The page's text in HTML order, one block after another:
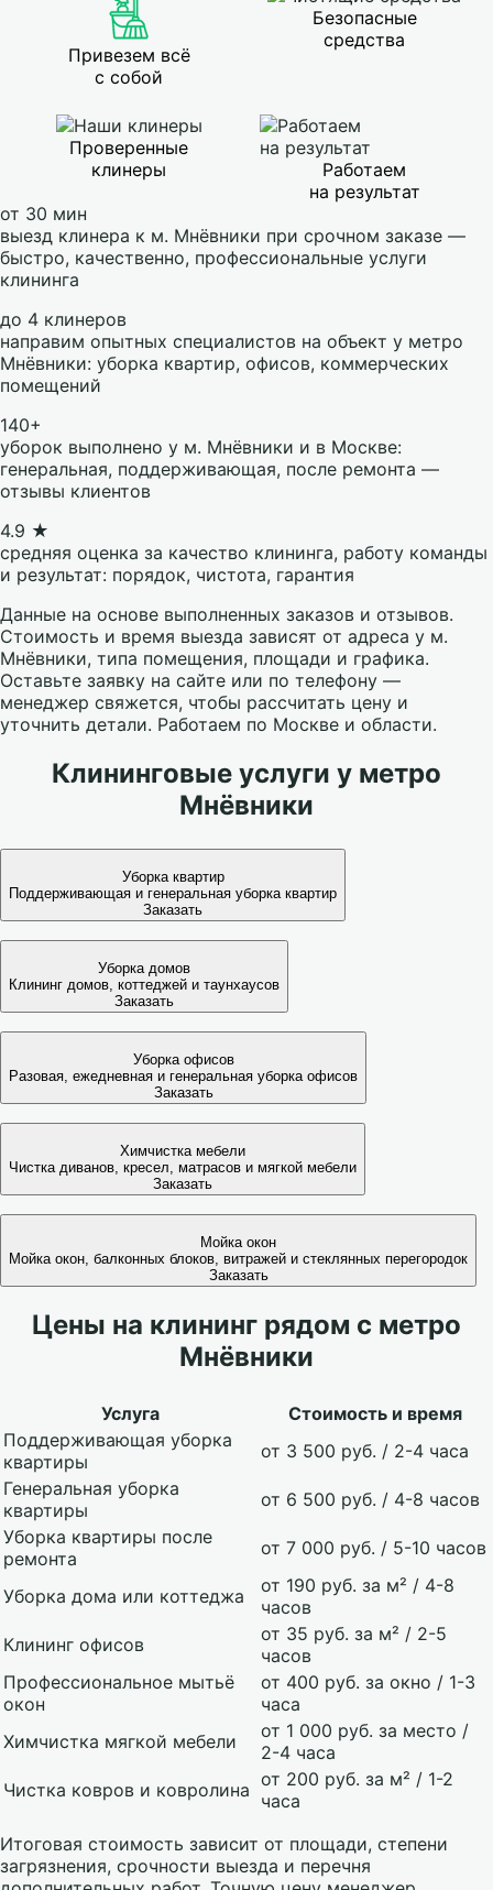
Привезем всё
с собой
Безопасные
средства
Проверенные
клинеры
Работаем
на результат
от 30 мин
выезд клинера к м. Мнёвники при срочном заказе —
быстро, качественно, профессиональные услуги
клининга
до 4 клинеров
направим опытных специалистов на объект у метро
Мнёвники: уборка квартир, офисов, коммерческих
помещений
140+
уборок выполнено у м. Мнёвники и в Москве:
генеральная, поддерживающая, после ремонта —
отзывы клиентов
4.9 ★
средняя оценка за качество клининга, работу команды
и результат: порядок, чистота, гарантия
Данные на основе выполненных заказов и отзывов.
Стоимость и время выезда зависят от адреса у м.
Мнёвники, типа помещения, площади и графика.
Оставьте заявку на сайте или по телефону —
менеджер свяжется, чтобы рассчитать цену и
уточнить детали. Работаем по Москве и области.
Клининговые услуги у метро
Мнёвники
Уборка квартир
Поддерживающая и генеральная уборка квартир
Заказать
Уборка домов
Клининг домов, коттеджей и таунхаусов
Заказать
Уборка офисов
Разовая, ежедневная и генеральная уборка офисов
Заказать
Химчистка мебели
Чистка диванов, кресел, матрасов и мягкой мебели
Заказать
Мойка окон
Мойка окон, балконных блоков, витражей и стеклянных перегородок
Заказать
Цены на клининг рядом с метро
Мнёвники
Услуга
Стоимость и время
Поддерживающая уборка
квартиры
от 3 500 руб. / 2-4 часа
Генеральная уборка
квартиры
от 6 500 руб. / 4-8 часов
Уборка квартиры после
ремонта
от 7 000 руб. / 5-10 часов
Уборка дома или коттеджа
от 190 руб. за м² / 4-8
часов
Клининг офисов
от 35 руб. за м² / 2-5
часов
Профессиональное мытьё
окон
от 400 руб. за окно / 1-3
часа
Химчистка мягкой мебели
от 1 000 руб. за место /
2-4 часа
Чистка ковров и ковролина от 200 руб. за м² / 1-2
часа
Итоговая стоимость зависит от площади, степени
загрязнения, срочности выезда и перечня